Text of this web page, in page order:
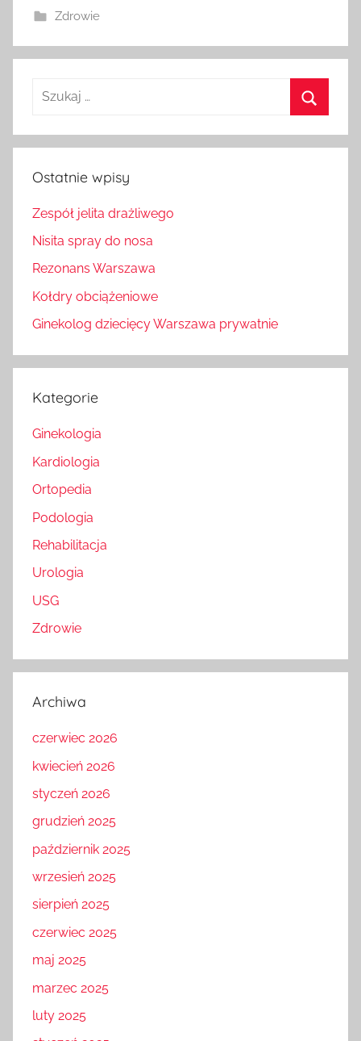
Zdrowie
Szukaj:
Ostatnie wpisy
Zespół jelita drażliwego
Nisita spray do nosa
Rezonans Warszawa
Kołdry obciążeniowe
Ginekolog dziecięcy Warszawa prywatnie
Kategorie
Ginekologia
Kardiologia
Ortopedia
Podologia
Rehabilitacja
Urologia
USG
Zdrowie
Archiwa
czerwiec 2026
kwiecień 2026
styczeń 2026
grudzień 2025
październik 2025
wrzesień 2025
sierpień 2025
czerwiec 2025
maj 2025
marzec 2025
luty 2025